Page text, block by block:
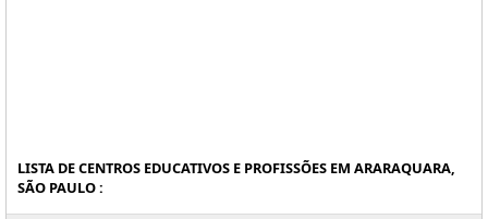
LISTA DE CENTROS EDUCATIVOS E PROFISSÕES EM ARARAQUARA,
SÃO PAULO :